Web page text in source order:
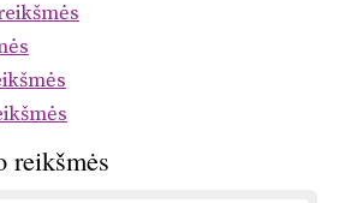
reikšmės